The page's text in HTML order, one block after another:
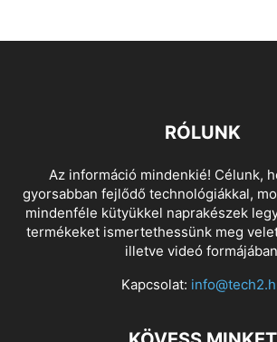
RÓLUNK
Az információ mindenkié! Célunk,
gyorsabban fejlődő technológiákkal,
mindenféle kütyükkel naprakészek
termékeket ismertethessünk meg
illetve videó
Kapcsolat: